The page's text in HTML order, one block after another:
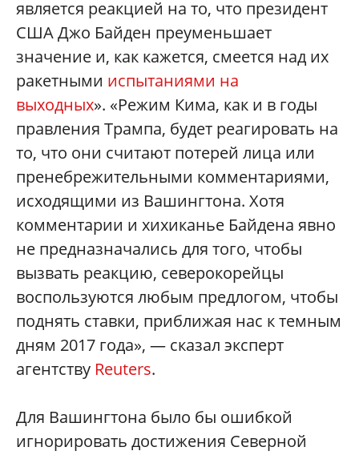
является реакцией на то, что президент
США Джо Байден преуменьшает
значение и, как кажется, смеется над их
ракетными испытаниями на
выходных». «Режим Кима, как и в годы
правления Трампа, будет реагировать на
то, что они считают потерей лица или
пренебрежительными комментариями,
исходящими из Вашингтона. Хотя
комментарии и хихиканье Байдена явно
не предназначались для того, чтобы
вызвать реакцию, северокорейцы
воспользуются любым предлогом, чтобы
поднять ставки, приближая нас к темным
дням 2017 года», — сказал эксперт
агентству Reuters.
Для Вашингтона было бы ошибкой
игнорировать достижения Северной